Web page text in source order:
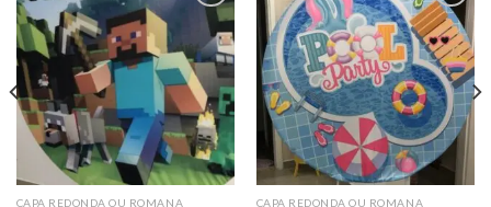
Add to
wishlist
CAPA REDONDA OU ROMANA
Add to
wishlist
CAPA REDONDA OU ROMANA